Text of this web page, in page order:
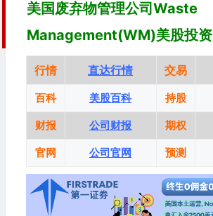
美国废弃物管理公司Waste
Management(WM)美股投资
行情 直达行情 交易
百科 美股百科 持股
财报 公司财报 期权
官网 公司官网 预测